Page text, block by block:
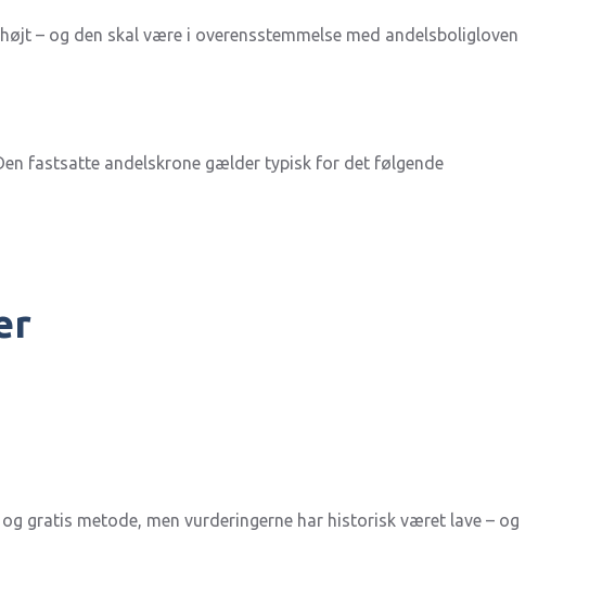
– og den skal være i overensstemmelse med andelsboligloven
fastsatte andelskrone gælder typisk for det følgende
gratis metode, men vurderingerne har historisk været lave – og